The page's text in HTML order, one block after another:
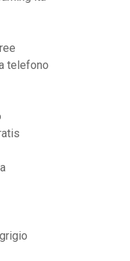
telefono